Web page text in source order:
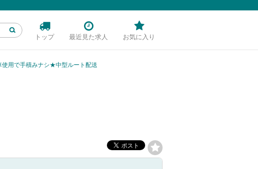
トップ 最近見た求人 お気に入り
使用で手積みナシ★中型ルート配送